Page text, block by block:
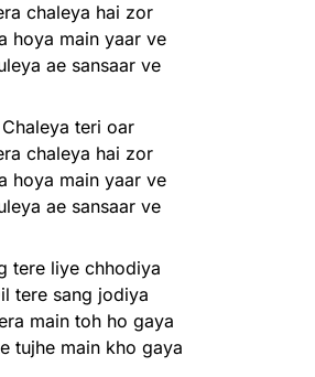
chaleya hai zor
hoya main yaar ve
ae sansaar ve
Chaleya teri oar
chaleya hai zor
hoya main yaar ve
ae sansaar ve
tere liye chhodiya
tere sang jodiya
main toh ho gaya
tujhe main kho gaya